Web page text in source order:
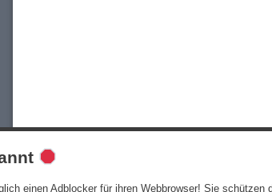
einen Adblocker für ihren Webbrowser! Sie